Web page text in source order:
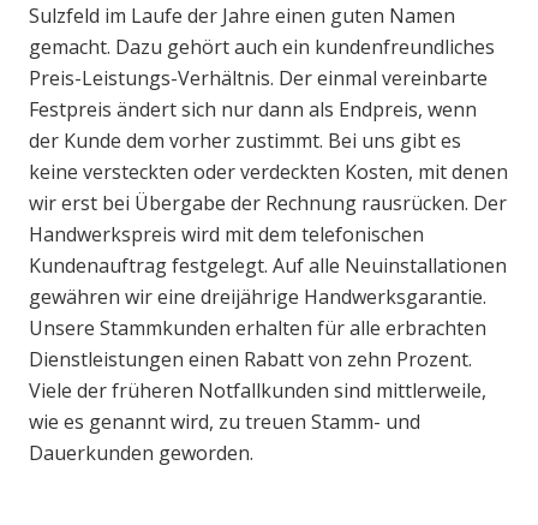
Sulzfeld im Laufe der Jahre einen guten Namen
gemacht. Dazu gehört auch ein kundenfreundliches
Preis-Leistungs-Verhältnis. Der einmal vereinbarte
Festpreis ändert sich nur dann als Endpreis, wenn
der Kunde dem vorher zustimmt. Bei uns gibt es
keine versteckten oder verdeckten Kosten, mit denen
wir erst bei Übergabe der Rechnung rausrücken. Der
Handwerkspreis wird mit dem telefonischen
Kundenauftrag festgelegt. Auf alle Neuinstallationen
gewähren wir eine dreijährige Handwerksgarantie.
Unsere Stammkunden erhalten für alle erbrachten
Dienstleistungen einen Rabatt von zehn Prozent.
Viele der früheren Notfallkunden sind mittlerweile,
wie es genannt wird, zu treuen Stamm- und
Dauerkunden geworden.